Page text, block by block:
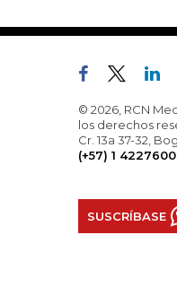
© 2026, RCN
los derechos
Cr. 13a 37-32,
(+57) 1 4227600
SUSCRÍBASE